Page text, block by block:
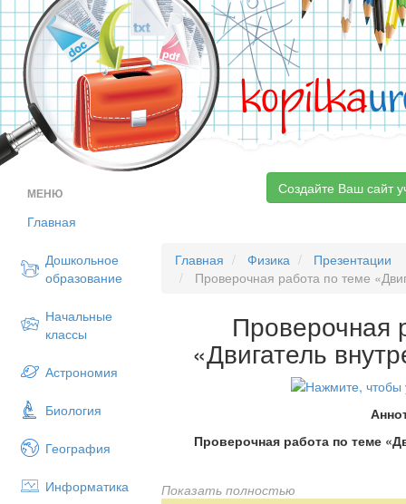
kopilka
МЕНЮ
Главная
Дошкольное
образование
Начальные
классы
Астрономия
Биология
География
Информатика
Создайте Ваш сайт
Главная Физика
Презентации
Проверочная работа по теме
Проверочная
«Двигатель
Проверочная работа по теме
Предмет:физика
Показать полностью